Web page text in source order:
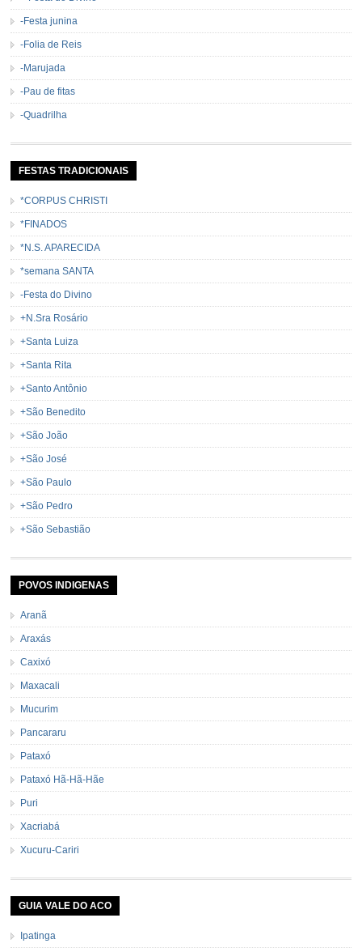
-Festa junina
-Folia de Reis
-Marujada
-Pau de fitas
-Quadrilha
FESTAS TRADICIONAIS
*CORPUS CHRISTI
*FINADOS
*N.S. APARECIDA
*semana SANTA
-Festa do Divino
+N.Sra Rosário
+Santa Luiza
+Santa Rita
+Santo Antônio
+São Benedito
+São João
+São José
+São Paulo
+São Pedro
+São Sebastião
POVOS INDIGENAS
Aranã
Araxás
Caxixó
Maxacali
Mucurim
Pancararu
Pataxó
Pataxó Hã-Hã-Hãe
Puri
Xacriabá
Xucuru-Cariri
GUIA VALE DO ACO
Ipatinga